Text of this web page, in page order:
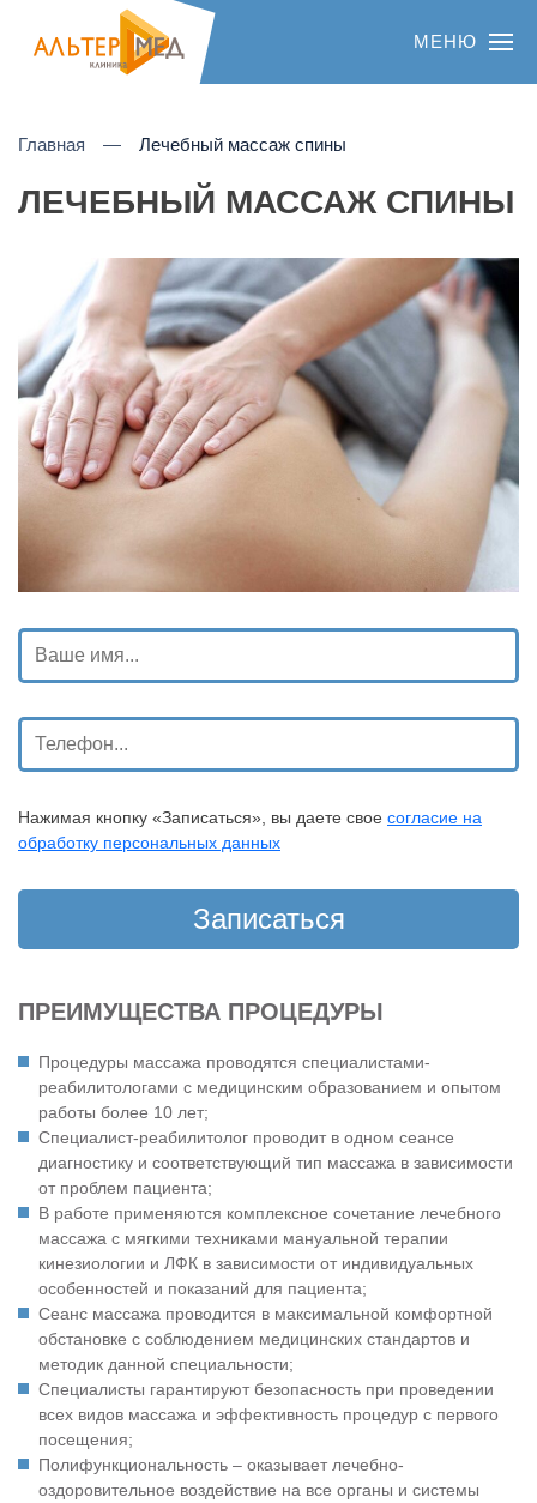
МЕНЮ
Главная Лечебный массаж спины
ЛЕЧЕБНЫЙ МАССАЖ СПИНЫ
Нажимая кнопку «Записаться», вы даете свое согласие на
обработку персональных данных
ПРЕИМУЩЕСТВА ПРОЦЕДУРЫ
Процедуры массажа проводятся специалистами-
реабилитологами с медицинским образованием и опытом
работы более 10 лет;
Специалист-реабилитолог проводит в одном сеансе
диагностику и соответствующий тип массажа в зависимости
от проблем пациента;
В работе применяются комплексное сочетание лечебного
массажа с мягкими техниками мануальной терапии
кинезиологии и ЛФК в зависимости от индивидуальных
особенностей и показаний для пациента;
Сеанс массажа проводится в максимальной комфортной
обстановке с соблюдением медицинских стандартов и
методик данной специальности;
Специалисты гарантируют безопасность при проведении
всех видов массажа и эффективность процедур с первого
посещения;
Полифункциональность – оказывает лечебно-
оздоровительное воздействие на все органы и системы